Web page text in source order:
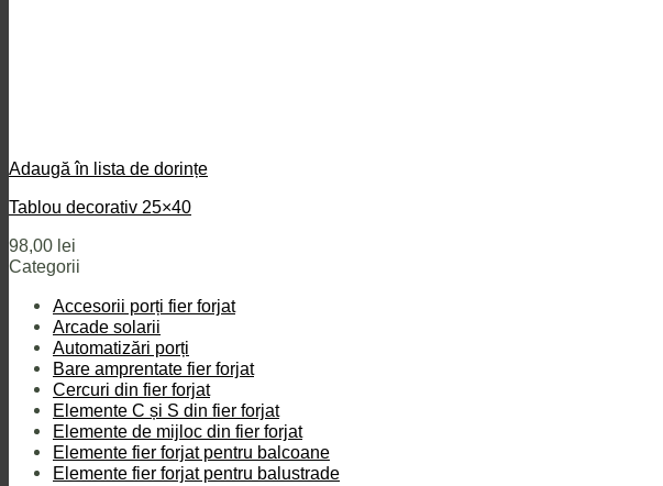
Adaugă în lista de dorințe
Tablou decorativ 25×40
98,00 lei
Categorii
Accesorii porți fier forjat
Arcade solarii
Automatizări porți
Bare amprentate fier forjat
Cercuri din fier forjat
Elemente C și S din fier forjat
Elemente de mijloc din fier forjat
Elemente fier forjat pentru balcoane
Elemente fier forjat pentru balustrade